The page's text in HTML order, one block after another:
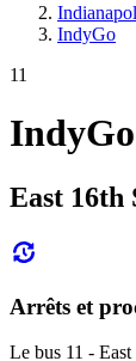
IndyGo
11
East 16th
Arrêts et
Le bus 11 -